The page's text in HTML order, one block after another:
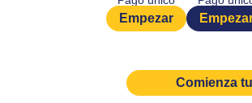
Empezar
Comienza